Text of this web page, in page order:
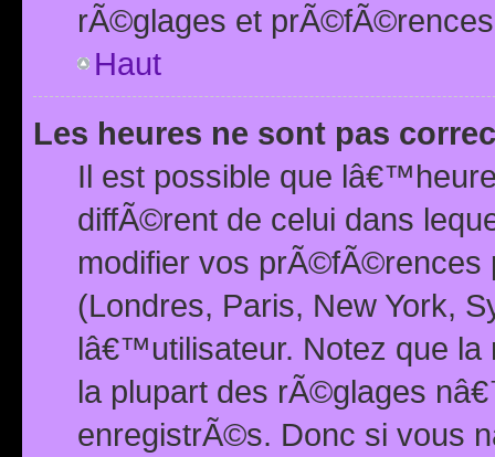
rÃ©glages et
Haut
Les heures ne sont pas
Il est possible que
diffÃ©rent de celui dans
modifier vos prÃ©fÃ©rences
(Londres, Paris, New York,
lâ€™utilisateur. Notez que la
la plupart des rÃ©glages
enregistrÃ©s. Donc si vous